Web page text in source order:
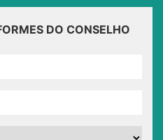
DO CONSELHO